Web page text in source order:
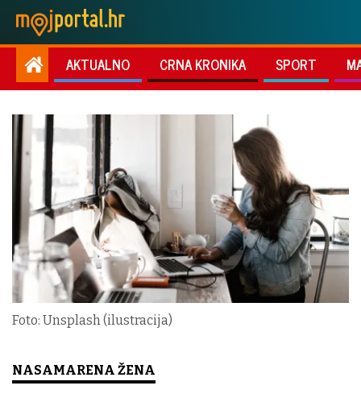
AKTUALNO CRNA KRONIKA SPORT
Foto: Unsplash (ilustracija)
NASAMARENA ŽENA